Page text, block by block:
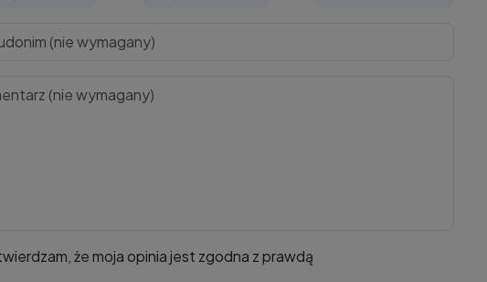
że moja opinia jest zgodna z prawdą